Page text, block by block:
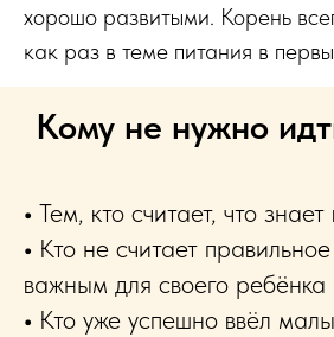
хорошо развитыми. Корень
как раз в теме питания в
Кому не нужно
• Тем, кто считает, что
• Кто не считает
важным для своего ребёнка
• Кто уже успешно ввёл